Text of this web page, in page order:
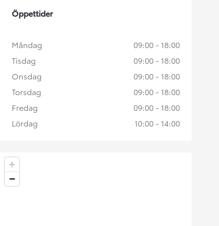
Öppettider
Måndag
09:00 - 18:00
Tisdag
09:00 - 18:00
Onsdag
09:00 - 18:00
Torsdag
09:00 - 18:00
Fredag
09:00 - 18:00
Lördag
10:00 - 14:00